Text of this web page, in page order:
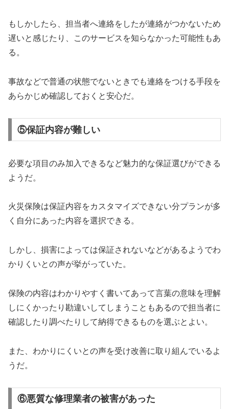
もしかしたら、担当者へ連絡をしたが連絡がつかないため
遅いと感じたり、このサービスを知らなかった可能性もあ
る。
事故などで普通の状態でないときでも連絡をつける手段を
あらかじめ確認しておくと安心だ。
⑤保証内容が難しい
必要な項目のみ加入できるなど魅力的な保証選びができる
ようだ。
火災保険は保証内容をカスタマイズできない分プランが多
く自分にあった内容を選択できる。
しかし、損害によっては保証されないなどがあるようでわ
かりくいとの声が挙がっていた。
保険の内容はわかりやすく書いてあって言葉の意味を理解
しにくかったり勘違いしてしまうこともあるので担当者に
確認したり調べたりして納得できるものを選ぶとよい。
また、わかりにくいとの声を受け改善に取り組んでいるよ
うだ。
⑥悪質な修理業者の被害があった